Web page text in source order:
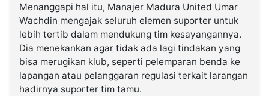
Menanggapi hal itu, Manajer Madura United Umar
Wachdin mengajak seluruh elemen suporter untuk
lebih tertib dalam mendukung tim kesayangannya.
Dia menekankan agar tidak ada lagi tindakan yang
bisa merugikan klub, seperti pelemparan benda ke
lapangan atau pelanggaran regulasi terkait larangan
hadirnya suporter tim tamu.